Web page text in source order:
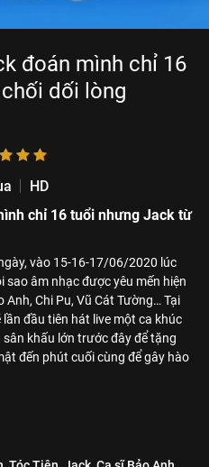
đoán mình chỉ 16
dối lòng
HD
chỉ 16 tuổi nhưng Jack từ
vào 15-16-17/06/2020 lúc
âm nhạc được yêu mến hiện
Chi Pu, Vũ Cát Tường… Tại
đầu tiên hát live một ca khúc
khấu lớn trước đây để tặng
đến phút cuối cùng để gây hào